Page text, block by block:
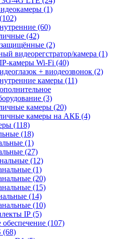
(1)
(102)
(60)
(42)
(2)
видеорегстратор/камера (1)
камеры Wi-Fi (40)
+ виодеозвонок (2)
камеры (11)
(3)
камеры (20)
камеры на АКБ (4)
(118)
(18)
(1)
(27)
(12)
(1)
(20)
(15)
(14)
(10)
IP (5)
(107)
(68)